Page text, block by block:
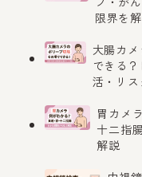
限界を
大腸カ
できる
活・リ
胃カメ
十二指
解説